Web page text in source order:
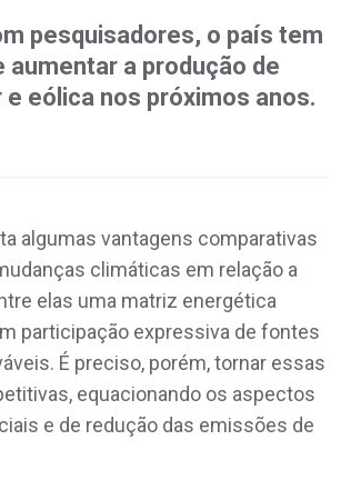
pesquisadores, o país tem
aumentar a produção de
eólica nos próximos anos.
algumas vantagens comparativas
climáticas em relação a
elas uma matriz energética
participação expressiva de fontes
É preciso, porém, tornar essas
equacionando os aspectos
e de redução das emissões de